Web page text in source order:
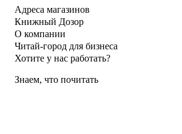
Адреса магазинов
Книжный Дозор
О компании
Читай-город для бизнеса
Хотите у нас работать?
Знаем, что почитать